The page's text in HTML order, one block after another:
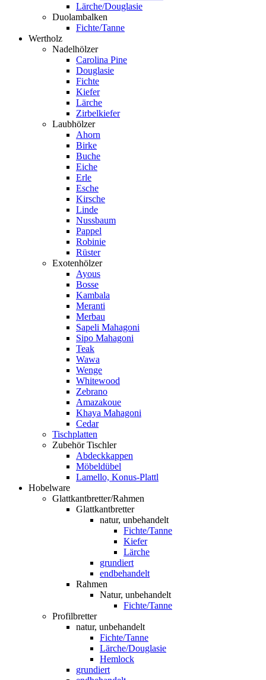
Lärche/Douglasie
Duolambalken
Fichte/Tanne
Wertholz
Nadelhölzer
Carolina Pine
Douglasie
Fichte
Kiefer
Lärche
Zirbelkiefer
Laubhölzer
Ahorn
Birke
Buche
Eiche
Erle
Esche
Kirsche
Linde
Nussbaum
Pappel
Robinie
Rüster
Exotenhölzer
Ayous
Bosse
Kambala
Meranti
Merbau
Sapeli Mahagoni
Sipo Mahagoni
Teak
Wawa
Wenge
Whitewood
Zebrano
Amazakoue
Khaya Mahagoni
Cedar
Tischplatten
Zubehör Tischler
Abdeckkappen
Möbeldübel
Lamello, Konus-Plattl
Hobelware
Glattkantbretter/Rahmen
Glattkantbretter
natur, unbehandelt
Fichte/Tanne
Kiefer
Lärche
grundiert
endbehandelt
Rahmen
Natur, unbehandelt
Fichte/Tanne
Profilbretter
natur, unbehandelt
Fichte/Tanne
Lärche/Douglasie
Hemlock
grundiert